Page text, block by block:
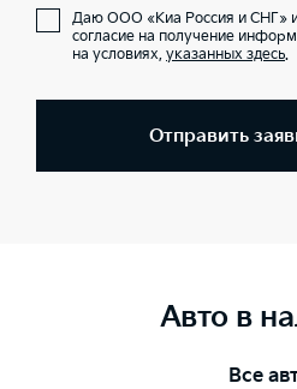
Даю ООО «Киа Россия и
согласие на получение
на условиях, указанных здесь.
Отправить
Авто в
Все